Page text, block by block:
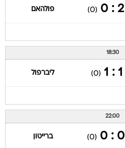
2 : 0
(0) פולהאם
18:30
1 : 1
(0) ליברפול
22:00
0 : 0
(0) ברייטון